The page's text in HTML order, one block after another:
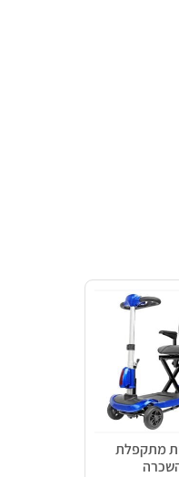
מתקפלת